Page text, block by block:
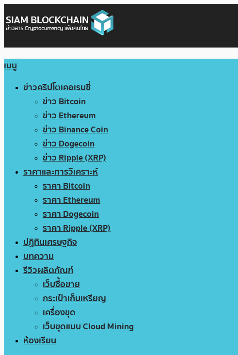
เมนู
ข่าวคริปโตเคอเรนซี่
ข่าว Bitcoin
ข่าว Ethereum
ข่าว Binance Coin
ข่าว Dogecoin
ข่าว Ripple (XRP)
ราคาและการวิเคราะห์
ราคา Bitcoin
ราคา Ethereum
ราคา Dogecoin
ราคา Ripple (XRP)
ปฏิทินเศรษฐกิจ
บทความ
รีวิวผลิตภัณฑ์
เว็บซื้อขาย
กระเป๋าเก็บเหรียญ
เครื่องขุด
เว็บขุดแบบ Cloud Mining
ห้องเรียน